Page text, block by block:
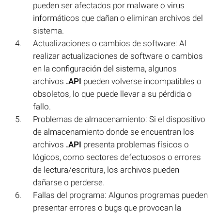
pueden ser afectados por malware o virus
informáticos que dañan o eliminan archivos del
sistema.
Actualizaciones o cambios de software: Al
realizar actualizaciones de software o cambios
en la configuración del sistema, algunos
archivos .API pueden volverse incompatibles o
obsoletos, lo que puede llevar a su pérdida o
fallo.
Problemas de almacenamiento: Si el dispositivo
de almacenamiento donde se encuentran los
archivos .API presenta problemas físicos o
lógicos, como sectores defectuosos o errores
de lectura/escritura, los archivos pueden
dañarse o perderse.
Fallas del programa: Algunos programas pueden
presentar errores o bugs que provocan la